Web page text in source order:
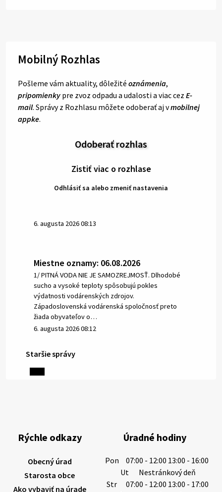
Mobilný Rozhlas
Pošleme vám aktuality, dôležité oznámenia,
pripomienky pre zvoz odpadu a udalosti a viac cez E-
mail. Správy z Rozhlasu môžete odoberať aj vmobilnej
appke.
Odoberať rozhlas
Zistiť viac o rozhlase
Odhlásiť sa alebo zmeniť nastavenia
6. augusta 2026 08:13
Miestne oznamy: 06.08.2026
1/ PITNÁ VODA NIE JE SAMOZREJMOSŤ. Dlhodobé
sucho a vysoké teploty spôsobujú pokles
výdatnosti vodárenských zdrojov.
Západoslovenská vodárenská spoločnosť preto
žiada obyvateľov o…
6. augusta 2026 08:12
5. augusta 2026 13:10
hlbokým zármutkom Vám oznamujeme, že vo veku
73 rokov nás opustila Irena Tanková, rodená
5. augusta 2026 12:59
Staršie správy
Rýchle odkazy
Obecný úrad
Starosta obce
Ako vybaviť na úrade
Úradné hodiny
Pon
07:00 - 12:00 13:00 - 16:00
Ut
Nestránkový deň
Str
07:00 - 12:00 13:00 - 17:00